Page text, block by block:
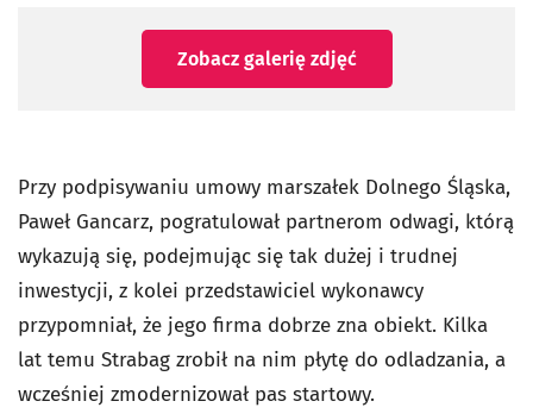
Zobacz galerię zdjęć
Przy podpisywaniu umowy marszałek Dolnego Śląska,
Paweł Gancarz, pogratulował partnerom odwagi, którą
wykazują się, podejmując się tak dużej i trudnej
inwestycji, z kolei przedstawiciel wykonawcy
przypomniał, że jego firma dobrze zna obiekt. Kilka
lat temu Strabag zrobił na nim płytę do odladzania, a
wcześniej zmodernizował pas startowy.